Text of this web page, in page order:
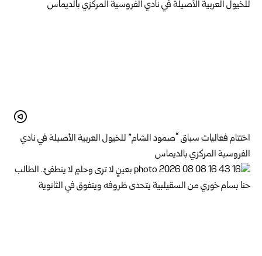
اختتام فعاليات سباق “صمود الشام” للخيول العربية الأصيلة في نادي
الفروسية المركزي بالديماس